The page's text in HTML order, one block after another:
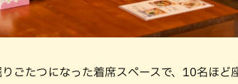
ごたつになった着席スペースで、10名ほ